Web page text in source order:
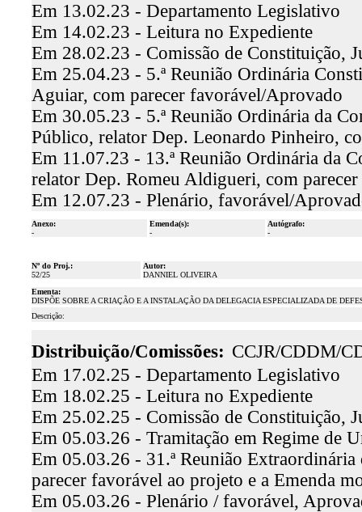
Em 13.02.23 - Departamento Legislativo
Em 14.02.23 - Leitura no Expediente
Em 28.02.23 - Comissão de Constituição,
Em 25.04.23 - 5.ª Reunião Ordinária
Aguiar, com parecer favorável/Aprovado
Em 30.05.23 - 5.ª Reunião Ordinária da
Público, relator Dep. Leonardo Pinheiro,
Em 11.07.23 - 13.ª Reunião Ordinária da
relator Dep. Romeu Aldigueri, com
Em 12.07.23 - Plenário, favorável/
Anexo:
-
Emenda(s):
-
Autógrafo:
-
Nº do Proj.:
52/25
Autor:
DANNIEL OLIVEIRA
Ementa:
DISPÕE SOBRE A CRIAÇÃO E A INSTALAÇÃO DA DELEGACIA ESPECIALIZADA DE
Descrição:
Distribuição/Comissões: CCJR/CDDM/
Em 17.02.25 - Departamento Legislativo
Em 18.02.25 - Leitura no Expediente
Em 25.02.25 - Comissão de Constituição,
Em 05.03.26 - Tramitação em Regime de
Em 05.03.26 - 31.ª Reunião
parecer favorável ao projeto e a Emenda
Em 05.03.26 - Plenário / favorável,